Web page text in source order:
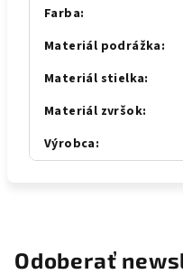
Farba:
Materiál podrážka:
Materiál stielka:
Materiál zvršok:
Výrobca:
Odoberať